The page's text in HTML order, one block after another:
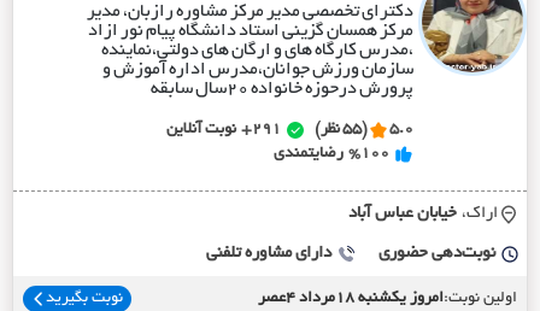
دکترای تخصصی مدیر مرکز مشاوره رازبان، مدیر
مرکز همسان گزینی استاد دانشگاه پیام نور ازاد
،مدرس کارگاه های و ارگان های دولتی،نماینده
سازمان ورزش جوانان،مدرس اداره آموزش و
پرورش درحوزه خانواده ۲۰سال سابقه
5.0 (55 نظر) 291+
نوبت آنلاین
%100 رضایتمندی
اراک، خيابان عباس آباد
نوبت‌دهی حضوری دارای مشاوره تلفنی
اولین نوبت:امروز یکشنبه 18مرداد 4عصر نوبت بگیرید